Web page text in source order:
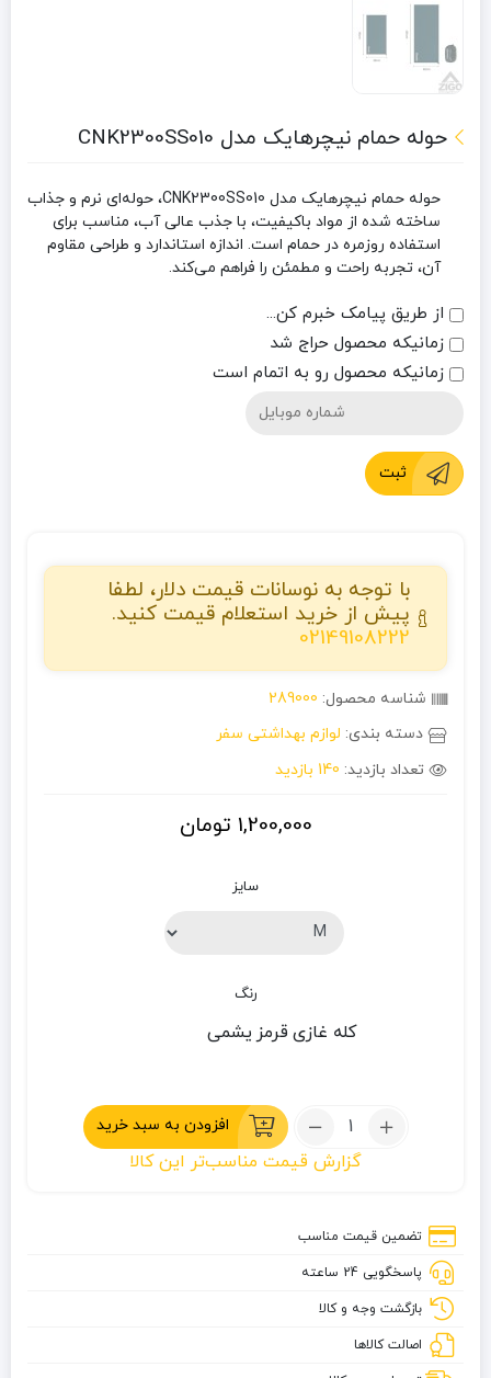
حوله حمام نیچرهایک مدل CNK2300SS010
حوله حمام نیچرهایک مدل CNK2300SS010، حوله‌ای نرم و جذاب
ساخته شده از مواد باکیفیت، با جذب عالی آب، مناسب برای
استفاده روزمره در حمام است. اندازه استاندارد و طراحی مقاوم
آن، تجربه راحت و مطمئن را فراهم می‌کند.
از طریق پیامک خبرم کن...
زمانیکه محصول حراج شد
زمانیکه محصول رو به اتمام است
ثبت
با توجه به نوسانات قیمت دلار، لطفا
پیش از خرید استعلام قیمت کنید.
02149108222
شناسه محصول: 289000
دسته بندی: لوازم بهداشتی سفر
تعداد بازدید: 140 بازدید
1,200,000 تومان
سایز
رنگ
کله غازی قرمز یشمی
تعداد:
حمام
CNK2300SS010
افزودن به سبد خرید
گزارش قیمت مناسب‌تر این کالا
تضمین قیمت مناسب
پاسخگویی 24 ساعته
بازگشت وجه و کالا
اصالت کالاها